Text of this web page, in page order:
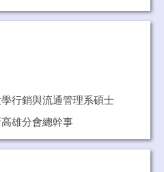
行銷與流通管理系碩士
雄分會總幹事
(含實習)